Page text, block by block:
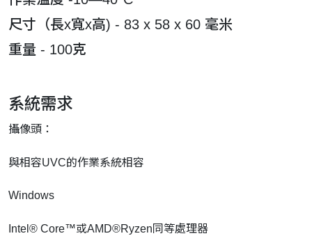
尺寸（長x寬x高) - 83 x 58 x 60 毫米
重量 - 100克
系統需求
攝像頭：
與相容UVC的作業系統相容
Windows
Intel® Core™或AMD®Ryzen同等處理器